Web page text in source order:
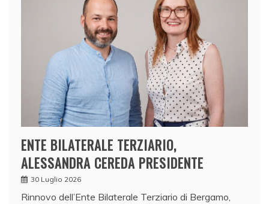
ENTE BILATERALE TERZIARIO,
ALESSANDRA CEREDA PRESIDENTE
30 Luglio 2026
Rinnovo dell’Ente Bilaterale Terziario di Bergamo,